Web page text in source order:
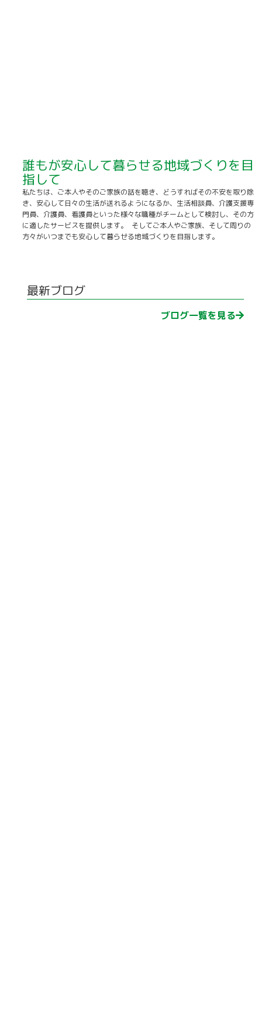
誰もが安心して暮らせる地域づくりを目
指して
私たちは、ご本人やそのご家族の話を聴き、どうすればその不安を取り除
き、安心して日々の生活が送れるようになるか、生活相談員、介護支援専
門員、介護員、看護員といった様々な職種がチームとして検討し、その方
に適したサービスを提供します。 そしてご本人やご家族、そして周りの
方々がいつまでも安心して暮らせる地域づくりを目指します。
最新ブログ
ブログ一覧を見る